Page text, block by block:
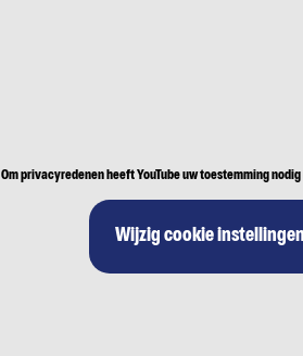
Om privacyredenen heeft YouTube uw toestemming
Wijzig cookie instellingen